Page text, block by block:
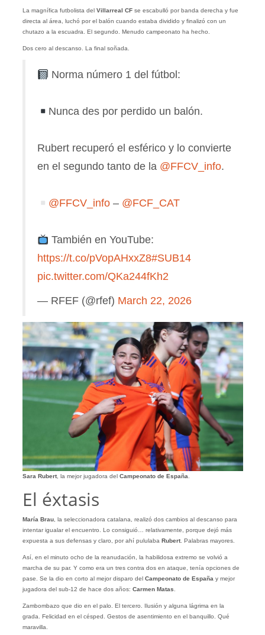
La magnífica futbolista del Villarreal CFse escabulló por banda derecha y fue
directa al área, luchó por el balón cuando estaba dividido y finalizó con un
chutazo a la escuadra. El segundo. Menudo campeonato ha hecho.
Dos cero al descanso. La final soñada.
Norma número 1 del fútbol:
Nunca des por perdido un balón.
Rubert recuperó el esférico y lo convierte
en el segundo tanto de la @FFCV_info.
@FFCV_info – @FCF_CAT
También en YouTube:
https://t.co/pVopAHxxZ8#SUB14
pic.twitter.com/QKa244fKh2
— RFEF (@rfef) March 22, 2026
Sara Rubert, la mejor jugadora del Campeonato de España.
El éxtasis
María Brau, la seleccionadora catalana, realizó dos cambios al descanso para
intentar igualar el encuentro. Lo consiguió… relativamente, porque dejó más
expuesta a sus defensas y claro, por ahí pululaba Rubert. Palabras mayores.
Así, en el minuto ocho de la reanudación, la habilidosa extremo se volvió a
marcha de su par. Y como era un tres contra dos en ataque, tenía opciones de
pase. Se la dio en corto al mejor disparo del Campeonato de Españay mejor
jugadora del sub-12 de hace dos años: Carmen Matas.
Zambombazo que dio en el palo. El tercero. Ilusión y alguna lágrima en la
grada. Felicidad en el césped. Gestos de asentimiento en el banquillo. Qué
maravilla.